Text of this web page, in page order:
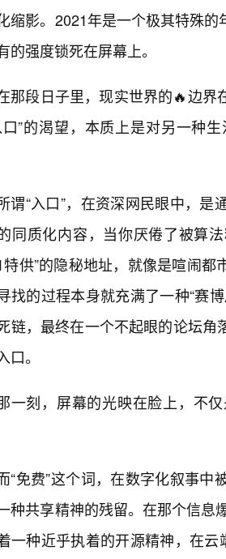
缩影。2021年是一个极其特殊
的强度锁死在屏幕上。
那段日子里，现实世界的🔥边界
口”的渴望，本质上是对另一种
谓“入口”，在资深网民眼中，
同质化内容，当你厌倦了被算
特供”的隐秘地址，就像是喧闹
找的过程本身就充满了一种“赛
链，最终在一个不起眼的论坛
口。
一刻，屏幕的光映在脸上，不
“免费”这个词，在数字化叙事
种共享精神的残留。在那个信息
一种近乎执着的开源精神，在